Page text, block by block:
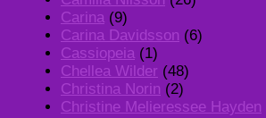
Carina (9)
Carina Davidsson (6)
Cassiopeia (1)
Chellea Wilder (48)
Christina Norin (2)
Christine Melieressee Hayden